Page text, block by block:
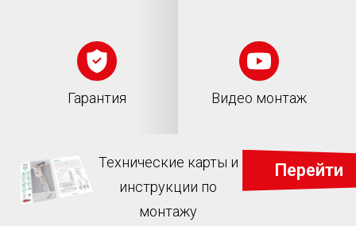
Гарантия Видео монтаж
Технические карты и
инструкции по
монтажу
Перейти